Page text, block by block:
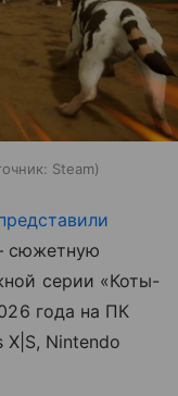
Steam
сюжетную
серии «Коты-
года на ПК
X|S, Nintendo